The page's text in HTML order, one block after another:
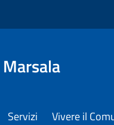
Servizi Vivere il